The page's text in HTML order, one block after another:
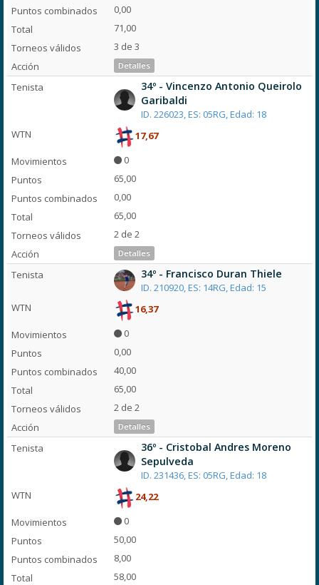
0,00
71,00
3 de 3
Detalles
34º - Vincenzo Antonio Queirolo
Garibaldi
ID. 226023, ES: 05RG, Edad: 18
17,67
0
65,00
0,00
65,00
2 de 2
Detalles
34º - Francisco Duran Thiele
ID. 210920, ES: 14RG, Edad: 15
16,37
0
0,00
40,00
65,00
2 de 2
Detalles
36º - Cristobal Andres Moreno
Sepulveda
ID. 231436, ES: 05RG, Edad: 18
24,22
0
50,00
8,00
58,00